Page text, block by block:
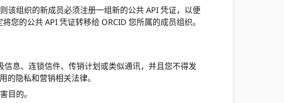
该组织的新成员必须注册一组新的公共 API 凭证，以便
您的公共 API 凭证转移给 ORCID 您所属的成员组织。
息、连锁信件、传销计划或类似通讯，并且您不得发
隐私和营销相关法律。
目的。